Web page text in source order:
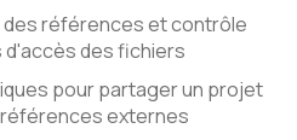
références et contrôle
d'accès des fichiers
pour partager un projet
externes